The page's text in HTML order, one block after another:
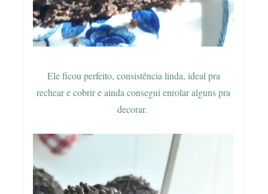
Ele ficou perfeito, consistência linda, ideal pra
rechear e cobrir e ainda consegui enrolar alguns pra
decorar.